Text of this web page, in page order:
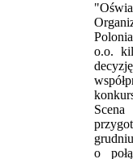
o.o.
o